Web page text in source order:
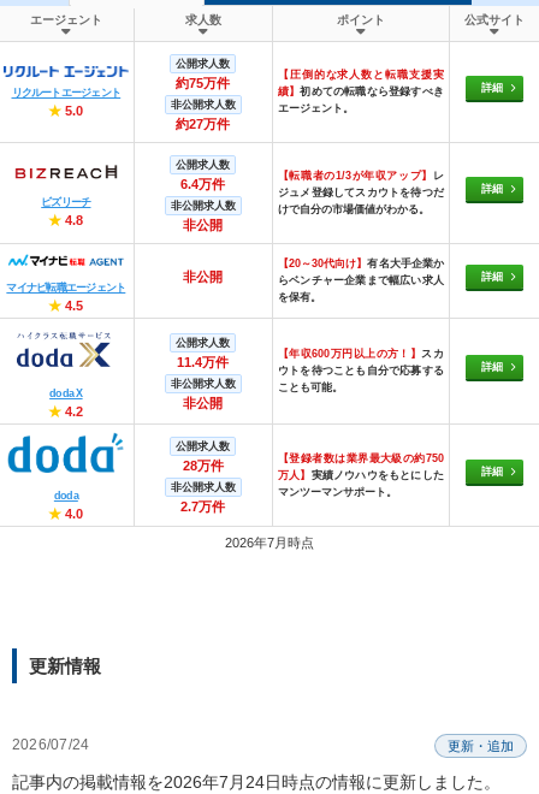
エージェント 求人数 ポイント 公式サイト
リクルートエージェント
★ 5.0
公開求人数
約75万件
非公開求人数
約27万件
【圧倒的な求人数と転職支援実
績】初めての転職なら登録すべき
エージェント。
詳細
ビズリーチ
★ 4.8
公開求人数
6.4万件
非公開求人数
非公開
【転職者の1/3が年収アップ】
レ
ジュメ登録してスカウトを待つだ
けで自分の市場価値がわかる。
詳細
マイナビ転職エージェント
★ 4.5
非公開
【20～30代向け】有名大手企業か
らベンチャー企業まで幅広い求人
を保有。
詳細
doda X
★ 4.2
公開求人数
11.4万件
非公開求人数
非公開
【年収600万円以上の方！】 スカ
ウトを待つことも自分で応募する
ことも可能。
詳細
doda
★ 4.0
公開求人数
28万件
非公開求人数
2.7万件
【登録者数は業界最大級の約750
万人】 実績ノウハウをもとにした
マンツーマンサポート。
詳細
2026年7月時点
更新情報
2026/07/24 更新・追加
記事内の掲載情報を2026年7月24日時点の情報に更新しました。